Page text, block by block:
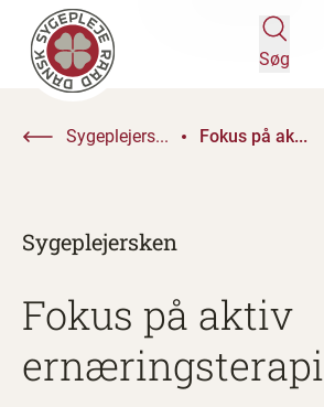
Søg
Sygeplejers... Fokus på ak...
Sygeplejersken
Fokus på aktiv
ernæringsterapi